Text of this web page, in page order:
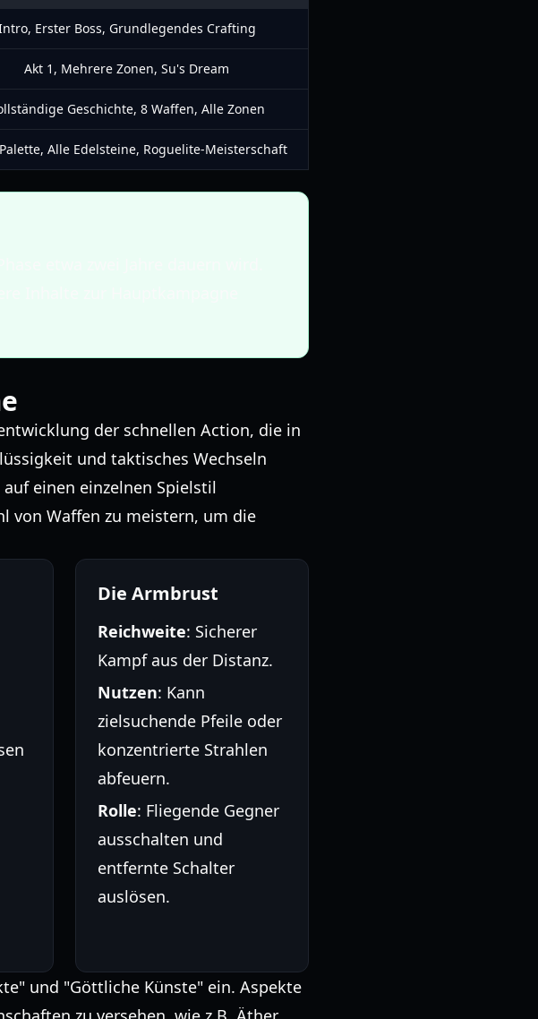
Erster Boss, Grundlegendes Crafting
Akt 1, Mehrere Zonen, Su's Dream
Geschichte, 8 Waffen, Alle Zonen
Alle Edelsteine, Roguelite-Meisterschaft
der schnellen Action, die in
und taktisches Wechseln
einen einzelnen Spielstil
von Waffen zu meistern, um die
Die Armbrust
Reichweite: Sicherer
Kampf aus der Distanz.
Nutzen: Kann
zielsuchende Pfeile oder
konzentrierte Strahlen
abfeuern.
Rolle: Fliegende Gegner
ausschalten und
entfernte Schalter
auslösen.
und "Göttliche Künste" ein. Aspekte